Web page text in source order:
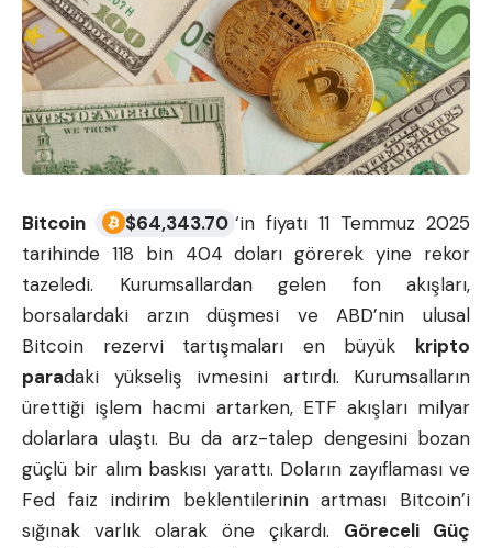
Bitcoin $64,343.70 ‘in fiyatı 11 Temmuz 2025
tarihinde 118 bin 404 doları görerek yine rekor
tazeledi. Kurumsallardan gelen fon akışları,
borsalardaki arzın düşmesi ve ABD’nin ulusal
Bitcoin rezervi tartışmaları en büyük kripto
paradaki yükseliş ivmesini artırdı. Kurumsalların
ürettiği işlem hacmi artarken, ETF akışları milyar
dolarlara ulaştı. Bu da arz-talep dengesini bozan
güçlü bir alım baskısı yarattı. Doların zayıflaması ve
Fed faiz indirim beklentilerinin artması Bitcoin’i
sığınak varlık olarak öne çıkardı. Göreceli Güç